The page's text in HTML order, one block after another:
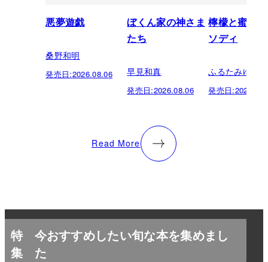
悪夢遊戯
桑野和明
発売日:2026.08.06
ぼくん家の神さま
たち
早見和真
発売日:2026.08.06
檸檬と蜜柑
ソディ
ふるたみゆき
発売日:
Read More
特
集
今おすすめしたい旬な本を集めまし
た